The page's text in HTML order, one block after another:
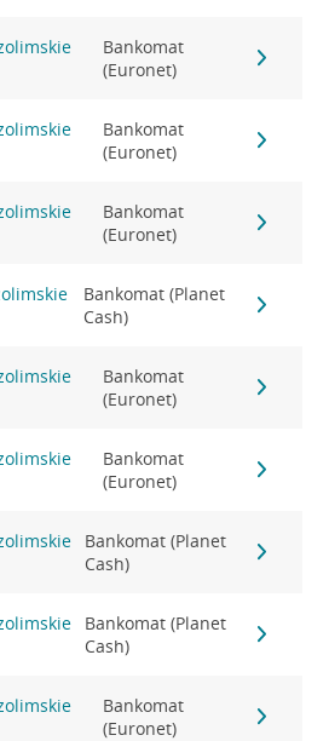
Bankomat
(Euronet)
Bankomat
(Euronet)
Bankomat
(Euronet)
Bankomat (Planet
Cash)
Bankomat
(Euronet)
Bankomat
(Euronet)
Bankomat (Planet
Cash)
Bankomat (Planet
Cash)
Bankomat
(Euronet)